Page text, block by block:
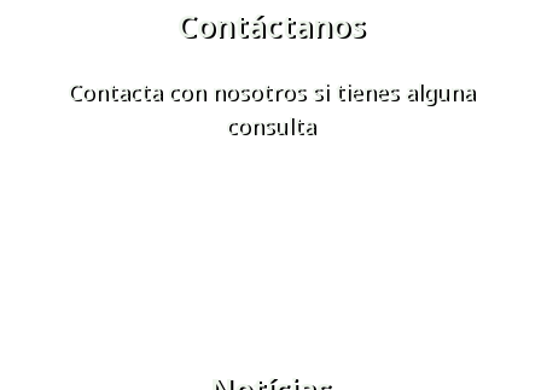
Contáctanos
Contacta con nosotros si tienes alguna
consulta